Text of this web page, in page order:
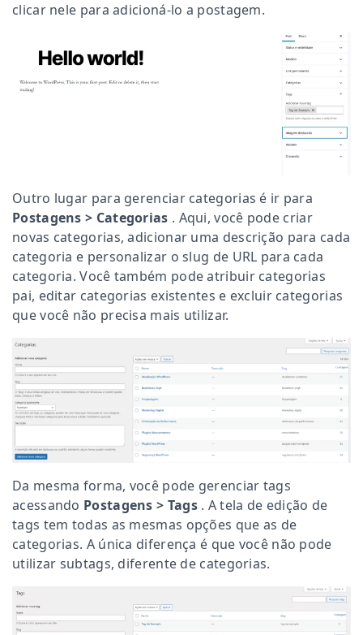
clicar nele para adicioná-lo a postagem.
Outro lugar para gerenciar categorias é ir para
Postagens > Categorias . Aqui, você pode criar
novas categorias, adicionar uma descrição para cada
categoria e personalizar o slug de URL para cada
categoria. Você também pode atribuir categorias
pai, editar categorias existentes e excluir categorias
que você não precisa mais utilizar.
Da mesma forma, você pode gerenciar tags
acessando Postagens > Tags . A tela de edição de
tags tem todas as mesmas opções que as de
categorias. A única diferença é que você não pode
utilizar subtags, diferente de categorias.